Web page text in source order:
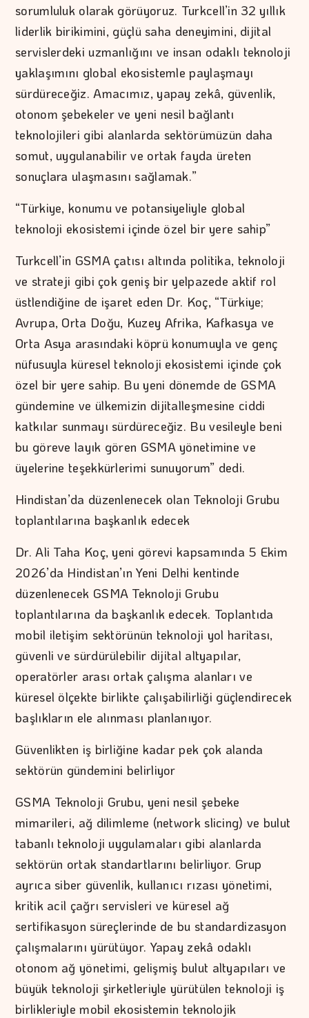
sorumluluk olarak görüyoruz. Turkcell’in 32 yıllık
liderlik birikimini, güçlü saha deneyimini, dijital
servislerdeki uzmanlığını ve insan odaklı teknoloji
yaklaşımını global ekosistemle paylaşmayı
sürdüreceğiz. Amacımız, yapay zekâ, güvenlik,
otonom şebekeler ve yeni nesil bağlantı
teknolojileri gibi alanlarda sektörümüzün daha
somut, uygulanabilir ve ortak fayda üreten
sonuçlara ulaşmasını sağlamak.”
“Türkiye, konumu ve potansiyeliyle global
teknoloji ekosistemi içinde özel bir yere sahip”
Turkcell’in GSMA çatısı altında politika, teknoloji
ve strateji gibi çok geniş bir yelpazede aktif rol
üstlendiğine de işaret eden Dr. Koç, “Türkiye;
Avrupa, Orta Doğu, Kuzey Afrika, Kafkasya ve
Orta Asya arasındaki köprü konumuyla ve genç
nüfusuyla küresel teknoloji ekosistemi içinde çok
özel bir yere sahip. Bu yeni dönemde de GSMA
gündemine ve ülkemizin dijitalleşmesine ciddi
katkılar sunmayı sürdüreceğiz. Bu vesileyle beni
bu göreve layık gören GSMA yönetimine ve
üyelerine teşekkürlerimi sunuyorum” dedi.
Hindistan’da düzenlenecek olan Teknoloji Grubu
toplantılarına başkanlık edecek
Dr. Ali Taha Koç, yeni görevi kapsamında 5 Ekim
2026’da Hindistan’ın Yeni Delhi kentinde
düzenlenecek GSMA Teknoloji Grubu
toplantılarına da başkanlık edecek. Toplantıda
mobil iletişim sektörünün teknoloji yol haritası,
güvenli ve sürdürülebilir dijital altyapılar,
operatörler arası ortak çalışma alanları ve
küresel ölçekte birlikte çalışabilirliği güçlendirecek
başlıkların ele alınması planlanıyor.
Güvenlikten iş birliğine kadar pek çok alanda
sektörün gündemini belirliyor
GSMA Teknoloji Grubu, yeni nesil şebeke
mimarileri, ağ dilimleme (network slicing) ve bulut
tabanlı teknoloji uygulamaları gibi alanlarda
sektörün ortak standartlarını belirliyor. Grup
ayrıca siber güvenlik, kullanıcı rızası yönetimi,
kritik acil çağrı servisleri ve küresel ağ
sertifikasyon süreçlerinde de bu standardizasyon
çalışmalarını yürütüyor. Yapay zekâ odaklı
otonom ağ yönetimi, gelişmiş bulut altyapıları ve
büyük teknoloji şirketleriyle yürütülen teknoloji iş
birlikleriyle mobil ekosistemin teknolojik